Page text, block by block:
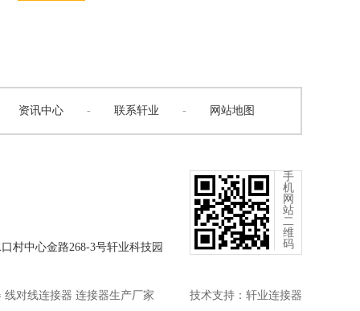
资讯中心 - 联系轩业 - 网站地图
村中心金路268-3号轩业科技园
手
机
网
站
二
维
码
对线连接器 连接器生产厂家 技术支持： 轩业连接器